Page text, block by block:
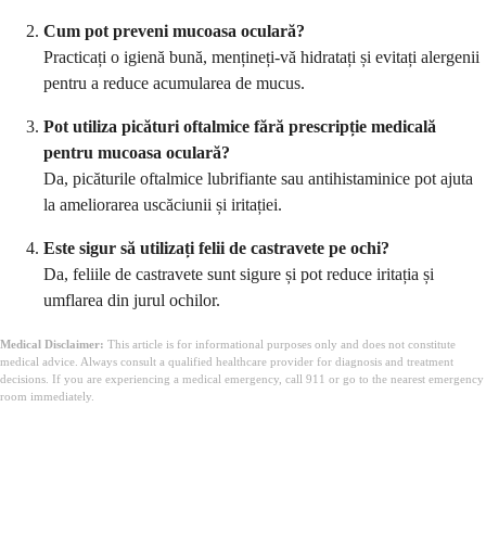
Cum pot preveni mucoasa oculară?
Practicați o igienă bună, mențineți-vă hidratați și evitați alergenii
pentru a reduce acumularea de mucus.
Pot utiliza picături oftalmice fără prescripție medicală
pentru mucoasa oculară?
Da, picăturile oftalmice lubrifiante sau antihistaminice pot ajuta
la ameliorarea uscăciunii și iritației.
Este sigur să utilizați felii de castravete pe ochi?
Da, feliile de castravete sunt sigure și pot reduce iritația și
umflarea din jurul ochilor.
Medical Disclaimer: This article is for informational purposes only and does not constitute
medical advice. Always consult a qualified healthcare provider for diagnosis and treatment
decisions. If you are experiencing a medical emergency, call 911 or go to the nearest emergency
room immediately.